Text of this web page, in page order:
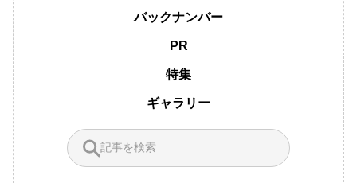
バックナンバー
PR
特集
ギャラリー